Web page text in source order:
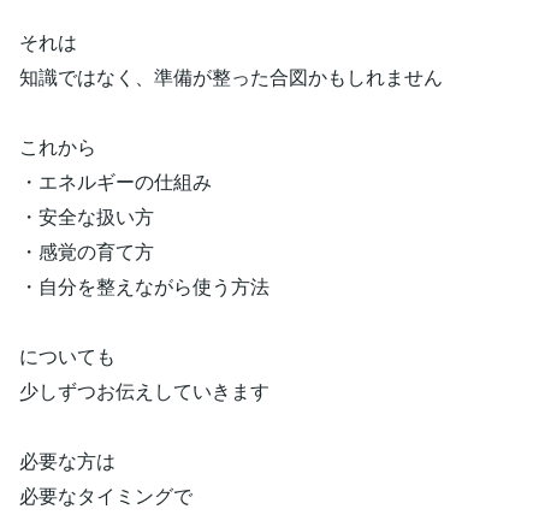
それは
知識ではなく、準備が整った合図かもしれません
これから
・エネルギーの仕組み
・安全な扱い方
・感覚の育て方
・自分を整えながら使う方法
についても
少しずつお伝えしていきます
必要な方は
必要なタイミングで